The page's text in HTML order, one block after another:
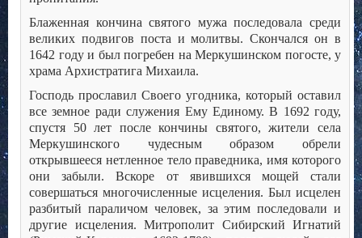
Блаженная кончина святого мужа последовала среди
великих подвигов поста и молитвы. Скончался он в
1642 году и был погребен на Меркушинском погосте, у
храма Архистратига Михаила.
Господь прославил Своего угодника, который оставил
все земное ради служения Ему Единому. В 1692 году,
спустя 50 лет после кончины святого, жители села
Меркушинского чудесным образом обрели
открывшееся нетленное тело праведника, имя которого
они забыли. Вскоре от явившихся мощей стали
совершаться многочисленные исцеления. Был исцелен
разбитый параличом человек, за этим последовали и
другие исцеления. Митрополит Сибирский Игнатий